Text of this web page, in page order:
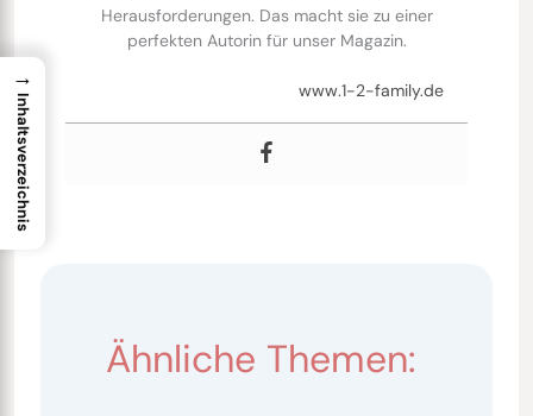
Herausforderungen. Das macht sie zu einer
perfekten Autorin für unser Magazin.
www.1-2-family.de
Ähnliche Themen:
→
Inhaltsverzeichnis